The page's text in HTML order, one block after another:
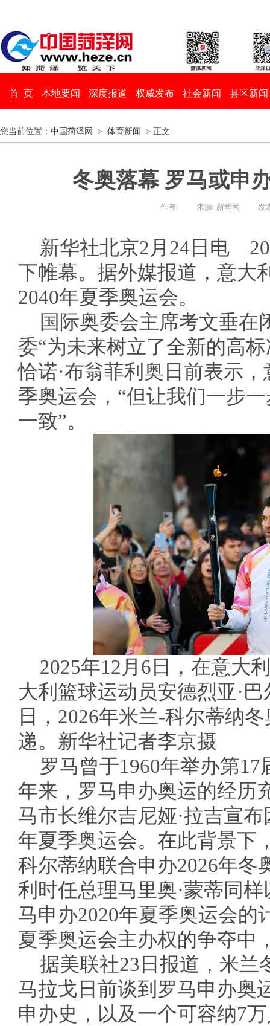
首 页 本地要闻 深度报道 权威发布 社会新闻 县区新闻
您当前位置： 中国菏泽网 > 体育新闻 > 正文
冬奥落幕 罗马或申
作者: 来源: 新华网 发
新华社北京2月24日电
下帷幕。据外媒报道，意大
2040年夏季奥运会。
国际奥委会主席考文垂在
委“为未来树立了全新的高
恰诺·布翁菲利奥日前表示
季奥运会，“但让我们一步
一致”。
2025年12月6日，在意大
大利篮球运动员安德烈亚·
日，2026年米兰-科尔蒂纳
递。新华社记者李京摄
罗马曾于1960年举办第
年来，罗马申办奥运的经历
马市长维尔吉尼娅·拉吉宣
年夏季奥运会。在此背景下
科尔蒂纳联合申办2026年冬
利时任总理马里奥·蒙蒂同
马申办2020年夏季奥运会的
夏季奥运会主办权的争夺中
据美联社23日报道，米兰
马拉戈日前谈到罗马申办奥
申办史，以及一个可容纳7